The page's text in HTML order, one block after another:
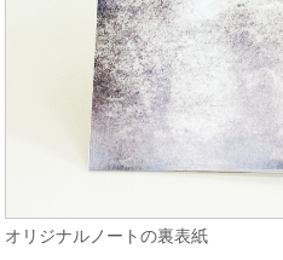
オリジナルノートの裏表紙